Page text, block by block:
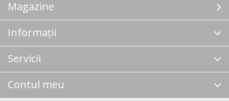
Magazine
Informații
Servicii
Contul meu